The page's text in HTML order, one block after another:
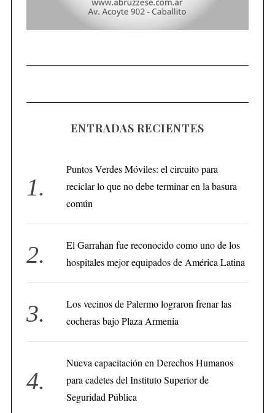
ENTRADAS RECIENTES
Puntos Verdes Móviles: el circuito para
reciclar lo que no debe terminar en la basura
común
El Garrahan fue reconocido como uno de los
hospitales mejor equipados de América Latina
Los vecinos de Palermo lograron frenar las
cocheras bajo Plaza Armenia
Nueva capacitación en Derechos Humanos
para cadetes del Instituto Superior de
Seguridad Pública